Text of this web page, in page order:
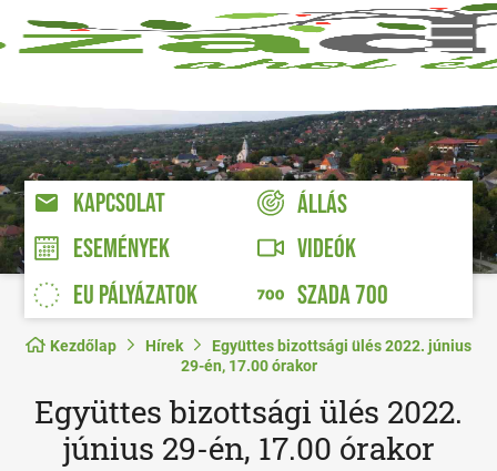
KAPCSOLAT
ÁLLÁS
ESEMÉNYEK
VIDEÓK
EU PÁLYÁZATOK
SZADA 700
Kezdőlap Hírek
Együttes bizottsági ülés 2022. június
29-én, 17.00 órakor
Együttes bizottsági ülés 2022.
június 29-én, 17.00 órakor